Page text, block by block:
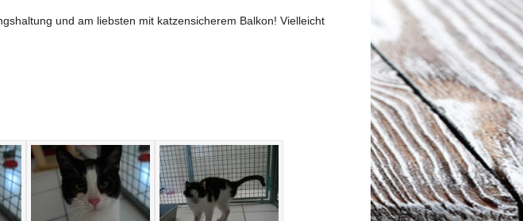
und am liebsten mit katzensicherem Balkon! Vielleicht